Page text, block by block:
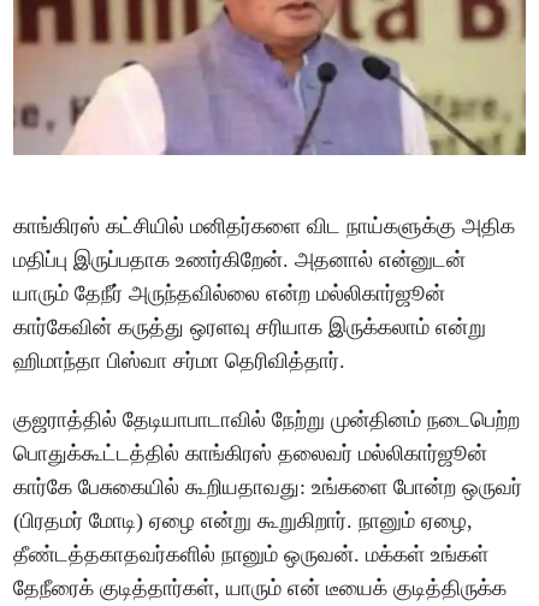
காங்கிரஸ் கட்சியில் மனிதர்களை விட நாய்களுக்கு அதிக
மதிப்பு இருப்பதாக உணர்கிறேன். அதனால் என்னுடன்
யாரும் தேநீர் அருந்தவில்லை என்ற மல்லிகார்ஜூன்
கார்கேவின் கருத்து ஒரளவு சரியாக இருக்கலாம் என்று
ஹிமாந்தா பிஸ்வா சர்மா தெரிவித்தார்.
குஜராத்தில் தேடியாபாடாவில் நேற்று முன்தினம் நடைபெற்ற
பொதுக்கூட்டத்தில் காங்கிரஸ் தலைவர் மல்லிகார்ஜூன்
கார்கே பேசுகையில் கூறியதாவது: உங்களை போன்ற ஒருவர்
(பிரதமர் மோடி) ஏழை என்று கூறுகிறார். நானும் ஏழை,
தீண்டத்தகாதவர்களில் நானும் ஒருவன். மக்கள் உங்கள்
தேநீரைக் குடித்தார்கள், யாரும் என் டீயைக் குடித்திருக்க